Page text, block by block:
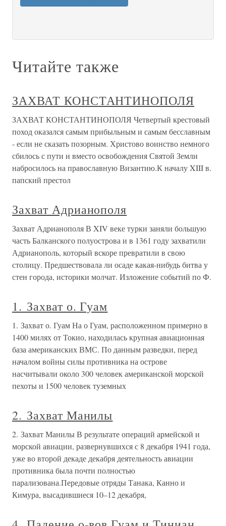
Читайте также
ЗАХВАТ КОНСТАНТИНОПОЛЯ
ЗАХВАТ КОНСТАНТИНОПОЛЯ Четвертый крестовый
поход оказался самым прибыльным и самым бесславным
- если не сказать позорным. Христово воинство немного
сбилось с пути и вместо освобождения Святой Земли
набросилось на православную Византию.К началу XIII в.
папский престол
Захват Адрианополя
Захват Адрианополя В XIV веке турки заняли большую
часть Балканского полуострова и в 1361 году захватили
Адрианополь, который вскоре превратили в свою
столицу. Предшествовала ли осаде какая-нибудь битва у
стен города, историки молчат. Изложение событий по Ф.
1. Захват о. Гуам
1. Захват о. Гуам На о Гуам, расположенном примерно в
1400 милях от Токио, находилась крупная авиационная
база американских ВМС. По данным разведки, перед
началом войны силы противника на острове
насчитывали около 300 человек американской морской
пехоты и 1500 человек туземных
2. Захват Манилы
2. Захват Манилы В результате операций армейской и
морской авиации, развернувшихся с 8 декабря 1941 года,
уже во второй декаде декабря деятельность авиации
противника была почти полностью
парализована.Передовые отряды Танака, Канно и
Кимура, высадившиеся 10–12 декабря,